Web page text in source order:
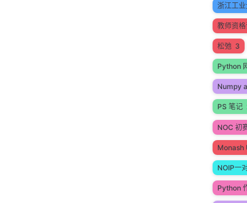
浙江工
教师资
松弛 3
Python
Numpy
PS 笔记
NOC 初
Monash
NOIP一
Python